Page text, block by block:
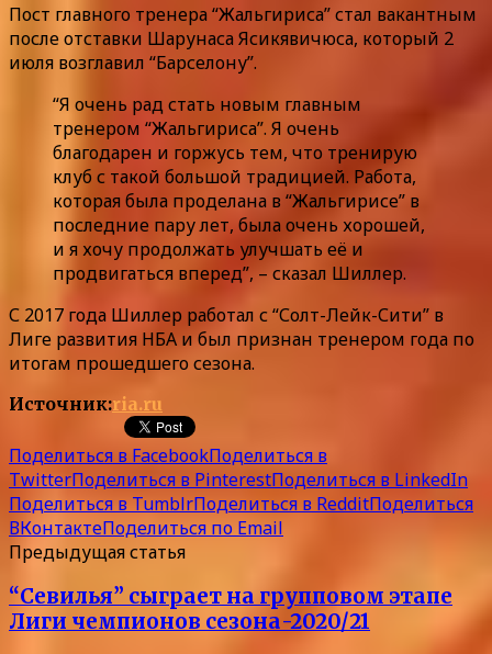
Пост главного тренера “Жальгириса” стал вакантным
после отставки Шарунаса Ясикявичюса, который 2
июля возглавил “Барселону”.
“Я очень рад стать новым главным
тренером “Жальгириса”. Я очень
благодарен и горжусь тем, что тренирую
клуб с такой большой традицией. Работа,
которая была проделана в “Жальгирисе” в
последние пару лет, была очень хорошей,
и я хочу продолжать улучшать её и
продвигаться вперед”, – сказал Шиллер.
С 2017 года Шиллер работал с “Солт-Лейк-Сити” в
Лиге развития НБА и был признан тренером года по
итогам прошедшего сезона.
Источник:ria.ru
Поделиться в FacebookПоделиться в
TwitterПоделиться в PinterestПоделиться в LinkedIn
Поделиться в TumblrПоделиться в RedditПоделиться
ВКонтактеПоделиться по Email
Предыдущая статья
“Севилья” сыграет на групповом этапе
Лиги чемпионов сезона-2020/21